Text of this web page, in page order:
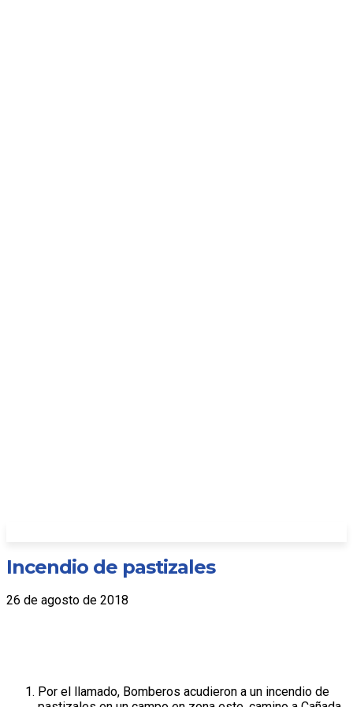
Incendio de pastizales
26 de agosto de 2018
Por el llamado, Bomberos acudieron a un incendio de